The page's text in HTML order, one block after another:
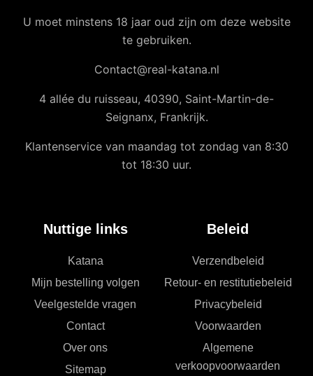
U moet minstens 18 jaar oud zijn om deze website
te gebruiken.
Contact@real-katana.nl
4 allée du ruisseau, 40390, Saint-Martin-de-
Seignanx, Frankrijk.
Klantenservice van maandag tot zondag van 8:30
tot 18:30 uur.
Nuttige links
Katana
Mijn bestelling volgen
Veelgestelde vragen
Contact
Over ons
Sitemap
Beleid
Verzendbeleid
Retour- en restitutiebeleid
Privacybeleid
Voorwaarden
Algemene
verkoopvoorwaarden